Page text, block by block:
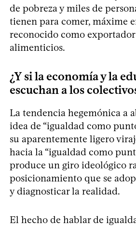
de pobreza y miles de
tienen para comer, máxime
reconocido como
alimenticios.
¿Y si la economía y la
escuchan a los
La tendencia hegemónica a
idea de “igualdad como
su aparentemente ligero
hacia la “igualdad como
produce un giro ideológico
posicionamiento que se
y diagnosticar la realidad.
El hecho de hablar de